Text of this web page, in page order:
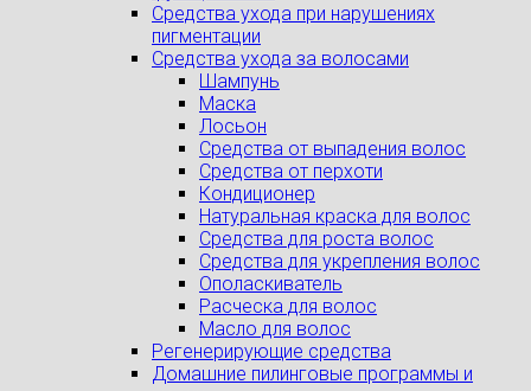
Средства ухода при нарушениях
пигментации
Средства ухода за волосами
Шампунь
Маска
Лосьон
Средства от выпадения волос
Средства от перхоти
Кондиционер
Натуральная краска для волос
Средства для роста волос
Средства для укрепления волос
Ополаскиватель
Расческа для волос
Масло для волос
Регенерирующие средства
Домашние пилинговые программы и